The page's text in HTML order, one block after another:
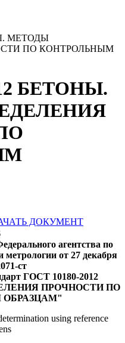
МЕТОДЫ
ПО КОНТРОЛЬНЫМ
БЕТОНЫ.
ДОКУМЕНТ
агентства по
метрологии от 27 декабря
ст
ГОСТ 10180-2012
ПРОЧНОСТИ ПО
using reference